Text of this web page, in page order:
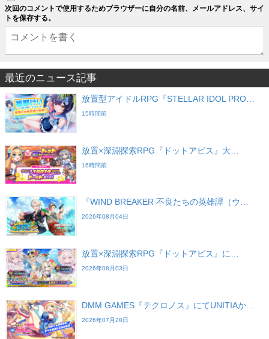
次回のコメントで使用するためブラウザーに自分の名前、メールアドレス、サイ
トを保存する。
最近のニュース記事
放置型アイドルRPG『STELLAR IDOL PRO…
15時間前
放置×深淵探索RPG『ドットアビス』大…
16時間前
『WIND BREAKER 不良たちの英雄譚（ウ…
2026年08月04日
放置×深淵探索RPG『ドットアビス』に…
2026年08月03日
DMM GAMES『テクロノス』にてUNITIAか…
2026年07月28日